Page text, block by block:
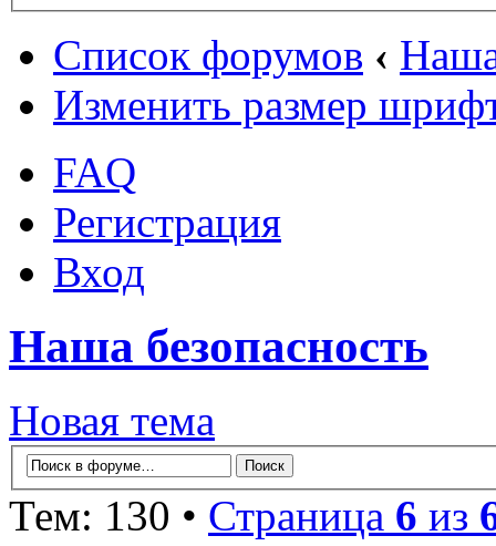
Список форумов ‹
Изменить размер
FAQ
Регистрация
Вход
Наша безопасность
Новая тема
Тем: 130 • Страница 6 из